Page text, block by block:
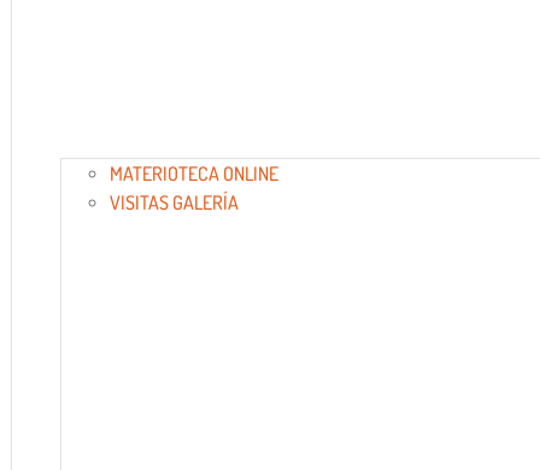
MATERIOTECA ONLINE
VISITAS GALERÍA